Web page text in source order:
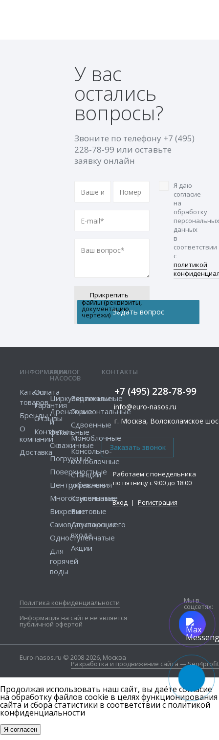
У вас
остались
вопросы?
Звоните по телефону +7 (495)
228-78-99 или оставьте
заявку онлайн
Прикрепить
файлы (реквизиты,
документацию,
чертежи)
Я даю
согласие
на
обработку
персональных
данных
в
соответствии
с
политикой
КОНТАКТЫ
+7 (495) 228-78-99
info@euro-nasos.ru
г. Москва, Волоколамское
Работаем с понедельника
по пятницу с 9:00 до 18:00
Вход | Регистрация
ИНФОРМАЦИЯ
Каталог
товаров
Бренды
О
компании
Доставка
Оплата
Гарантия
Отзывы
Контакты
КАТАЛОГ
НАСОСОВ
Циркуляционные
Дренажные
и
фекальные
Скважинные
Погружные
Поверхностные
Центробежные
Многоступенчатые
Вихревые
Самовсасывающие
Одноступенчатые
Для
горячей
воды
Вертикальные
Горизонтальные
Сдвоенные
Моноблочные
Консольно-
моноблочные
Станции
управления
Консольные
Винтовые
Двустороннего
входа
Акции
Политика конфиденциальности
Информация на сайте не является
публичной офертой
Мы в
соцсетях:
Euro-nasos.ru © 2008-2026, Москва
Разработка и продвижение сайта — Seo4profit
Продолжая использовать наш сайт, вы даёте согласие
на обработку файлов cookie в целях функционирования
сайта и сбора статистики в соответствии с политикой
конфиденциальности
Я согласен